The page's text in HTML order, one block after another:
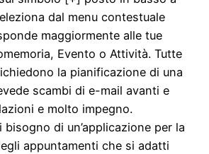
dal menu contestuale
maggiormente alle tue
Evento o Attività. Tutte
la pianificazione di una
scambi di e-mail avanti e
e molto impegno.
bisogno di un’applicazione per la
appuntamenti che si adatti